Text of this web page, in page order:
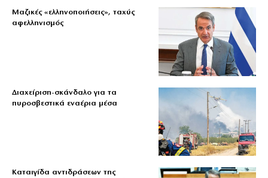
Μαζικές «ελληνοποιήσεις», ταχύς
αφελληνισμός
Διαχείριση-σκάνδαλο για τα
πυροσβεστικά εναέρια μέσα
Καταιγίδα αντιδράσεων της